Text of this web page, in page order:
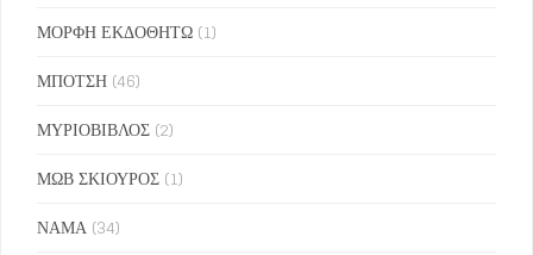
ΜΟΡΦΗ ΕΚΔΟΘΗΤΩ (1)
ΜΠΟΤΣΗ (46)
ΜΥΡΙΟΒΙΒΛΟΣ (2)
ΜΩΒ ΣΚΙΟΥΡΟΣ (1)
ΝΑΜΑ (34)